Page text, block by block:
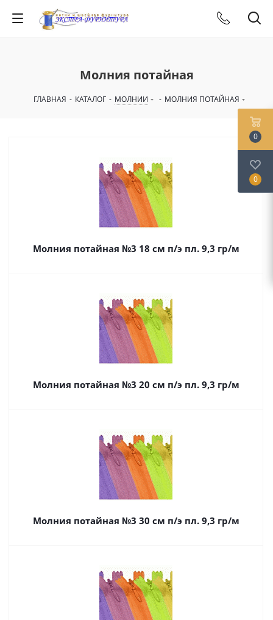
Молния потайная
ГЛАВНАЯ - КАТАЛОГ - МОЛНИИ - МОЛНИЯ ПОТАЙНАЯ
Молния потайная №3 18 см п/э пл. 9,3 гр/м
Молния потайная №3 20 см п/э пл. 9,3 гр/м
Молния потайная №3 30 см п/э пл. 9,3 гр/м
0
0